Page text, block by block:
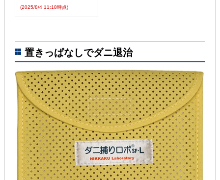
(2025/8/4 11:18時点)
置きっぱなしでダニ退治